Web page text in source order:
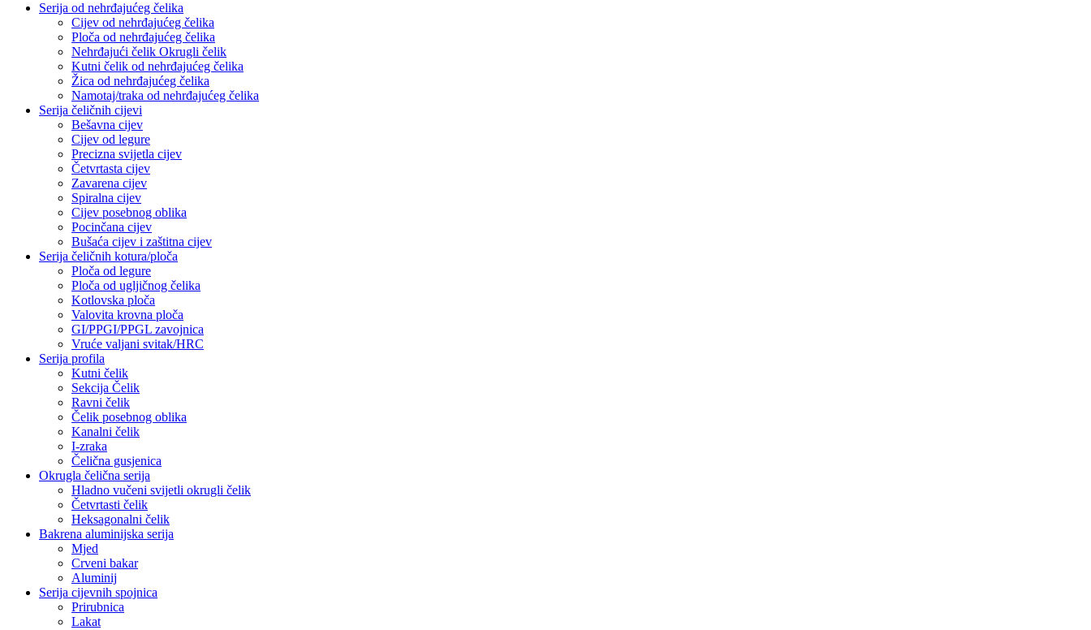
Serija od nehrđajućeg čelika
Cijev od nehrđajućeg čelika
Ploča od nehrđajućeg čelika
Nehrđajući čelik Okrugli čelik
Kutni čelik od nehrđajućeg čelika
Žica od nehrđajućeg čelika
Namotaj/traka od nehrđajućeg čelika
Serija čeličnih cijevi
Bešavna cijev
Cijev od legure
Precizna svijetla cijev
Četvrtasta cijev
Zavarena cijev
Spiralna cijev
Cijev posebnog oblika
Pocinčana cijev
Bušaća cijev i zaštitna cijev
Serija čeličnih kotura/ploča
Ploča od legure
Ploča od ugljičnog čelika
Kotlovska ploča
Valovita krovna ploča
GI/PPGI/PPGL zavojnica
Vruće valjani svitak/HRC
Serija profila
Kutni čelik
Sekcija Čelik
Ravni čelik
Čelik posebnog oblika
Kanalni čelik
I-zraka
Čelična gusjenica
Okrugla čelična serija
Hladno vučeni svijetli okrugli čelik
Četvrtasti čelik
Heksagonalni čelik
Bakrena aluminijska serija
Mjed
Crveni bakar
Aluminij
Serija cijevnih spojnica
Prirubnica
Lakat